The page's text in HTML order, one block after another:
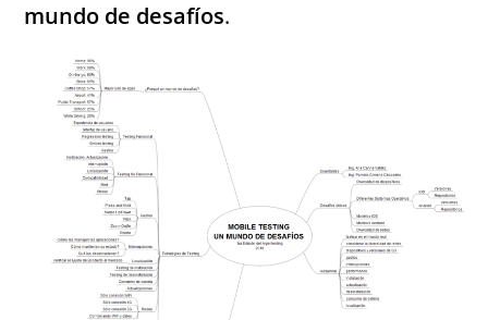
mundo de desafíos.